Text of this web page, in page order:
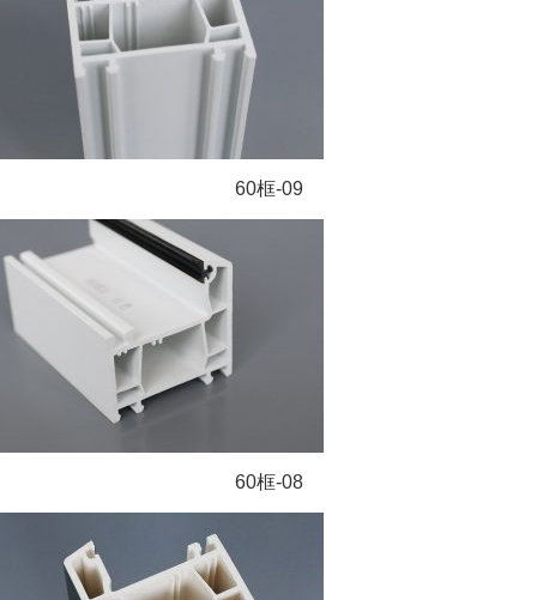
60框-09
60框-08